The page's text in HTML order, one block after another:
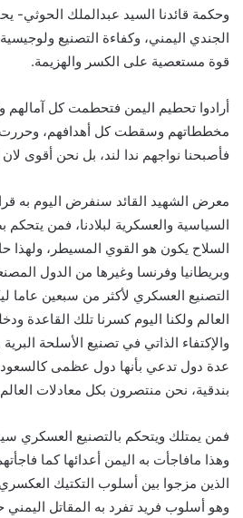
وحكمة قائدنا السيد عبدالملك الحوثي-
الجندي اليمني، وكفاءة التصنيع
قوة مستعصية على الكسر والهزيمة.
أرادوا تحطيم اليمن فتحطمت كل
مخططاتهم وسقطت كل أهدافهم، وحررت
فأصبحنا نواجهم ندا لند، بل نحن أقوى لان
معرض الشهيد القائد سنفرض اليوم به
السياسية والعسكرية لبلادنا، فمن يتحكم
السلاح يكون هو القوي المسيطر، ولهذا
وبريطانيا وفرنسا وغيرها من الدول
التصنيع العسكري لأكثر من سبعين عاما
العالم ولكنا اليوم كسرنا تلك القاعدة
والإكتفاء الذاتي في تصنيع الأسلحة البرية
عدة دول تدعي بأنها دول عظمى
بندقية، نحن منتصرون بكل معادلات
فمن يمتلك ويتحكم بالتصنيع العسكري
وهذا مافاجأت به اليمن أعدائها كما
الذين مزجوا بين أسلوب التكتيك
وهو أسلوب فريد تفرد به المقاتل